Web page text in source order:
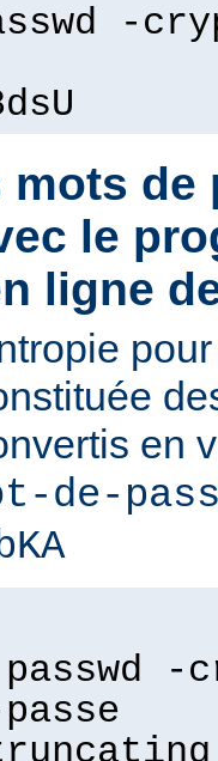
-
de
le
ligne
en
de-
passwd